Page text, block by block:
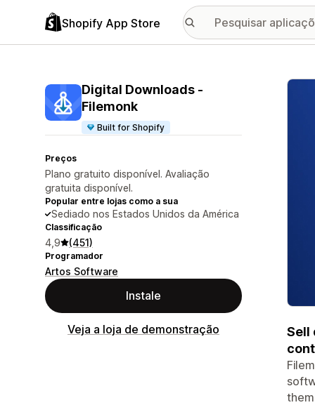
Shopify App Store
Digital Downloads ‑
Filemonk
Built for Shopify
Preços
Plano gratuito disponível. Avaliação
gratuita disponível.
Popular entre lojas como a sua
Sediado nos Estados Unidos da América
Classificação
4,9 (451)
Programador
Artos Software
Instale
Veja a loja de demonstração
Sell